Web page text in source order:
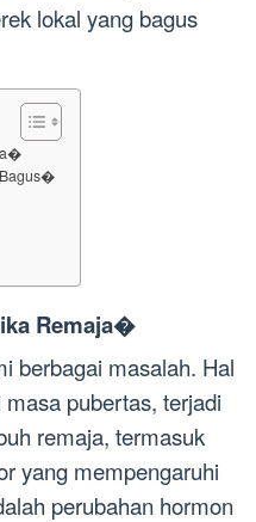
lokal yang bagus
Remaja�
berbagai masalah. Hal
pubertas, terjadi
remaja, termasuk
yang mempengaruhi
perubahan hormon